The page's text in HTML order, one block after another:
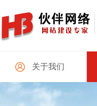
关于我们